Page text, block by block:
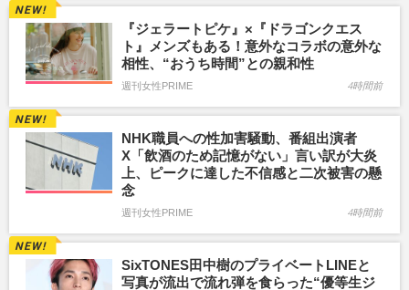
『ジェラートピケ』×『ドラゴンクエス
ト』メンズもある！意外なコラボの意外な
相性、“おうち時間”との親和性
週刊女性PRIME 4時間前
NHK職員への性加害騒動、番組出演者
X「飲酒のため記憶がない」言い訳が大炎
上、ピークに達した不信感と二次被害の懸
念
週刊女性PRIME 4時間前
SixTONES田中樹のプライベートLINEと
写真が流出で流れ弾を食らった“優等生ジ